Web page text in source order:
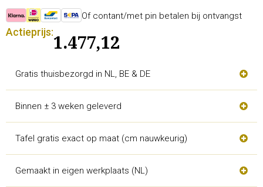
Of contant/met pin betalen bij ontvangst
Actieprijs:
1.477,12
Gratis thuisbezorgd in NL, BE & DE
Binnen ± 3 weken geleverd
Tafel gratis exact op maat (cm nauwkeurig)
Gemaakt in eigen werkplaats (NL)